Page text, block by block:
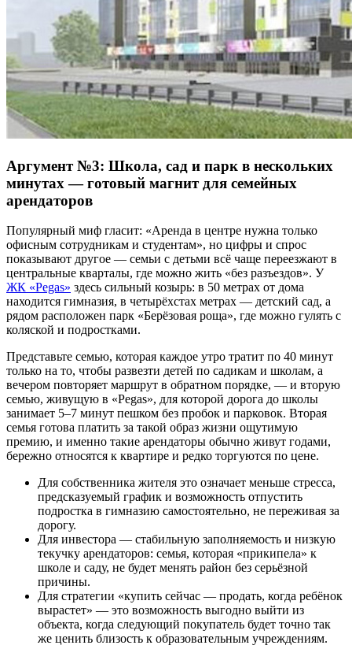
Аргумент №3: Школа, сад и парк в нескольких
минутах — готовый магнит для семейных
арендаторов
Популярный миф гласит: «Аренда в центре нужна только
офисным сотрудникам и студентам», но цифры и спрос
показывают другое — семьи с детьми всё чаще переезжают в
центральные кварталы, где можно жить «без разъездов». У
ЖК «Pegas» здесь сильный козырь: в 50 метрах от дома
находится гимназия, в четырёхстах метрах — детский сад, а
рядом расположен парк «Берёзовая роща», где можно гулять с
коляской и подростками.
Представьте семью, которая каждое утро тратит по 40 минут
только на то, чтобы развезти детей по садикам и школам, а
вечером повторяет маршрут в обратном порядке, — и вторую
семью, живущую в «Pegas», для которой дорога до школы
занимает 5–7 минут пешком без пробок и парковок. Вторая
семья готова платить за такой образ жизни ощутимую
премию, и именно такие арендаторы обычно живут годами,
бережно относятся к квартире и редко торгуются по цене.
Для собственника жителя это означает меньше стресса,
предсказуемый график и возможность отпустить
подростка в гимназию самостоятельно, не переживая за
дорогу.
Для инвестора — стабильную заполняемость и низкую
текучку арендаторов: семья, которая «прикипела» к
школе и саду, не будет менять район без серьёзной
причины.
Для стратегии «купить сейчас — продать, когда ребёнок
вырастет» — это возможность выгодно выйти из
объекта, когда следующий покупатель будет точно так
же ценить близость к образовательным учреждениям.